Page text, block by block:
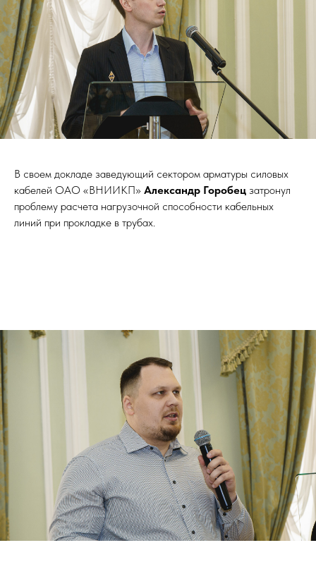
В своем докладе заведующий сектором арматуры силовых
кабелей ОАО «ВНИИКП» Александр Горобец затронул
проблему расчета нагрузочной способности кабельных
линий при прокладке в трубах.